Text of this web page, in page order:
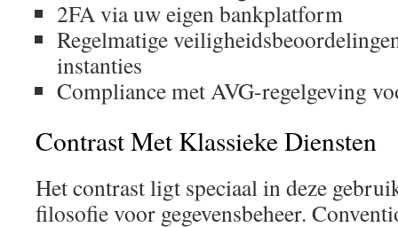
2FA via uw eigen bankplatform
Regelmatige
instanties
Compliance met AVG-regelgeving
Contrast Met Klassieke Diensten
Het contrast ligt speciaal in deze
filosofie voor gegevensbeheer.